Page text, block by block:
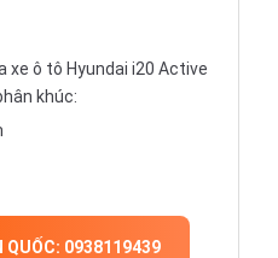
xe ô tô Hyundai i20 Active
khúc:
QUỐC: 0938119439